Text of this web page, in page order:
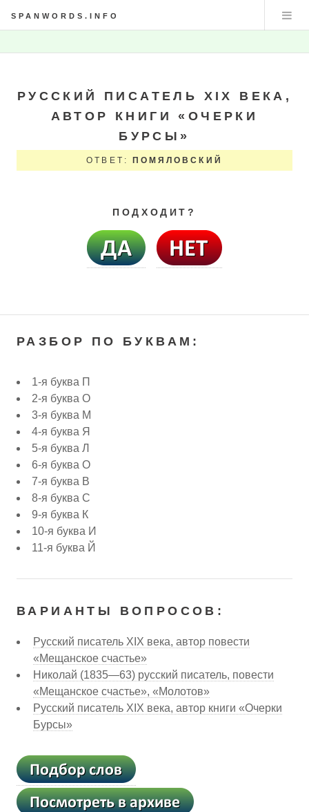
SPANWORDS.INFO
РУССКИЙ ПИСАТЕЛЬ XIX ВЕКА,
АВТОР КНИГИ «ОЧЕРКИ
БУРСЫ»
ОТВЕТ: ПОМЯЛОВСКИЙ
ПОДХОДИТ?
РАЗБОР ПО БУКВАМ:
1-я буква П
2-я буква О
3-я буква М
4-я буква Я
5-я буква Л
6-я буква О
7-я буква В
8-я буква С
9-я буква К
10-я буква И
11-я буква Й
ВАРИАНТЫ ВОПРОСОВ:
Русский писатель XIX века, автор повести
«Мещанское счастье»
Николай (1835—63) русский писатель, повести
«Мещанское счастье», «Молотов»
Русский писатель XIX века, автор книги «Очерки
Бурсы»